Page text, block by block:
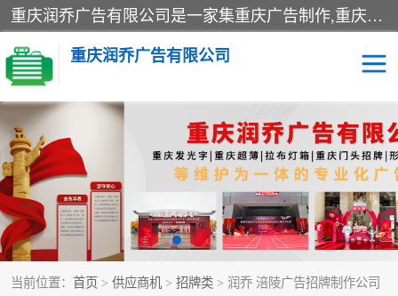
重庆润乔广告有限公司是一家集重庆广告制作,重庆标识标牌,亚克力发光字,led发光字,树脂发光字,超薄灯箱,拉布灯箱,吸塑灯箱,门头招牌,企业形象墙,写真喷绘,x展架,拉网展架,广告展架,条幅,锦旗设计,制作,施工,维护为一体的专业化广告公司.
重庆润乔广告有限公司
当前位置： 首页 > 供应商机 > 招牌类 > 润乔 涪陵广告招牌制作公司
招牌类 发光字类
灯箱类 形象墙类
标识标牌类 写真喷绘类
展架 条幅